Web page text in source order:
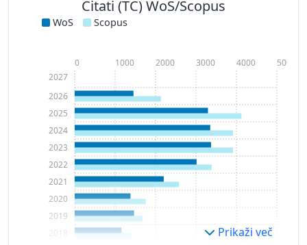
Citati (TC) WoS/Scopus
WoS Scopus
2019
2020
2021
2022
2023
2024
2025
2026
2027
0 1000 2000 3000 4000 5000
Prikaži več